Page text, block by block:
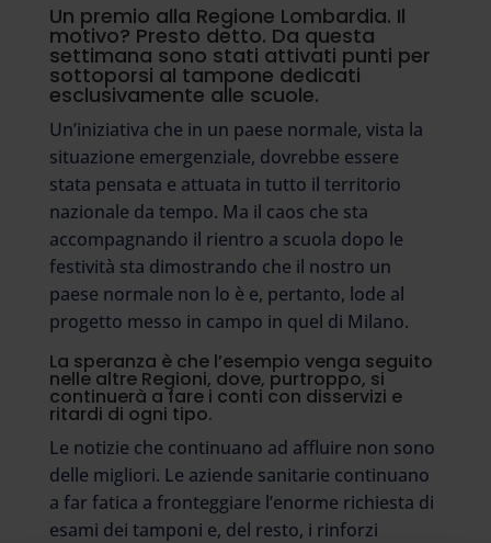
Un premio alla Regione Lombardia. Il
motivo? Presto detto. Da questa
settimana sono stati attivati punti per
sottoporsi al tampone dedicati
esclusivamente alle scuole.
Un’iniziativa che in un paese normale, vista la
situazione emergenziale, dovrebbe essere
stata pensata e attuata in tutto il territorio
nazionale da tempo. Ma il caos che sta
accompagnando il rientro a scuola dopo le
festività sta dimostrando che il nostro un
paese normale non lo è e, pertanto, lode al
progetto messo in campo in quel di Milano.
La speranza è che l’esempio venga seguito
nelle altre Regioni, dove, purtroppo, si
continuerà a fare i conti con disservizi e
ritardi di ogni tipo.
Le notizie che continuano ad affluire non sono
delle migliori. Le aziende sanitarie continuano
a far fatica a fronteggiare l’enorme richiesta di
esami dei tamponi e, del resto, i rinforzi